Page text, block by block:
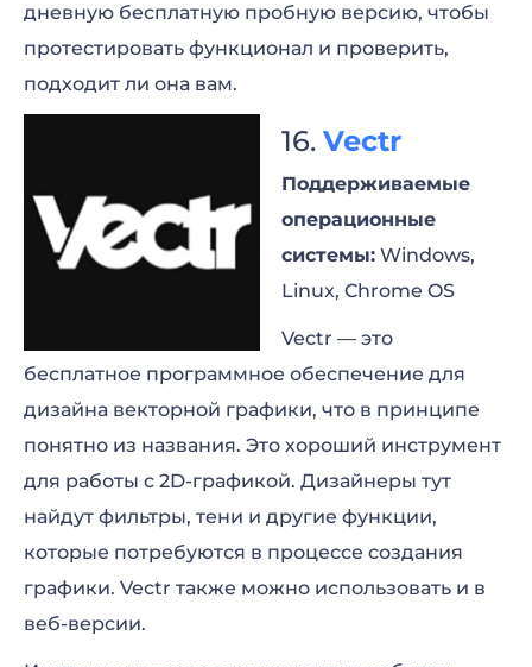
дневную бесплатную пробную версию, чтобы
протестировать функционал и проверить,
подходит ли она вам.
Vectr
Поддерживаемые
операционные
системы: Windows,
Linux, Chrome OS
Vectr — это
бесплатное программное обеспечение для
дизайна векторной графики, что в принципе
понятно из названия. Это хороший инструмент
для работы с 2D-графикой. Дизайнеры тут
найдут фильтры, тени и другие функции,
которые потребуются в процессе создания
графики. Vectr также можно использовать и в
веб-версии.